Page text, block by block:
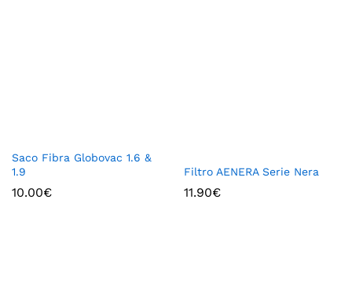
Saco Fibra Globovac 1.6 &
1.9
10.00€
Filtro AENERA Serie Nera
11.90€